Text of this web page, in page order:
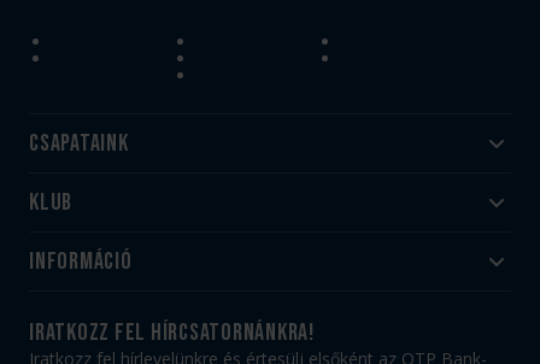
Csapataink
Felnőtt
Utánpótlás
Klub
#HandballFamily
Munkatársaink
Információ
Jegy- és bérletvásárlás
Webshop
iratkozz fel hírcsatornánkra!
Iratkozz fel hírlevelünkre és értesülj elsőként az OTP Bank-